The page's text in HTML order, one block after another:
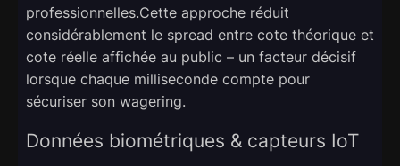
professionnelles.Cette approche réduit
considérablement le spread entre cote théorique et
cote réelle affichée au public – un facteur décisif
lorsque chaque milliseconde compte pour
sécuriser son wagering.
Données biométriques & capteurs IoT